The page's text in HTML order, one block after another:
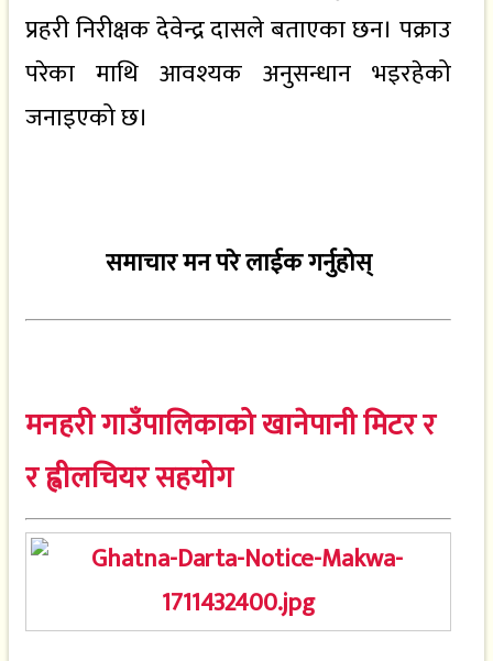
प्रहरी निरीक्षक देवेन्द्र दासले बताएका छन। पक्राउ
परेका माथि आवश्यक अनुसन्धान भइरहेको
जनाइएको छ।
समाचार मन परे लाईक गर्नुहोस्
मनहरी गाउँपालिकाको खानेपानी मिटर र
र ह्वीलचियर सहयोग